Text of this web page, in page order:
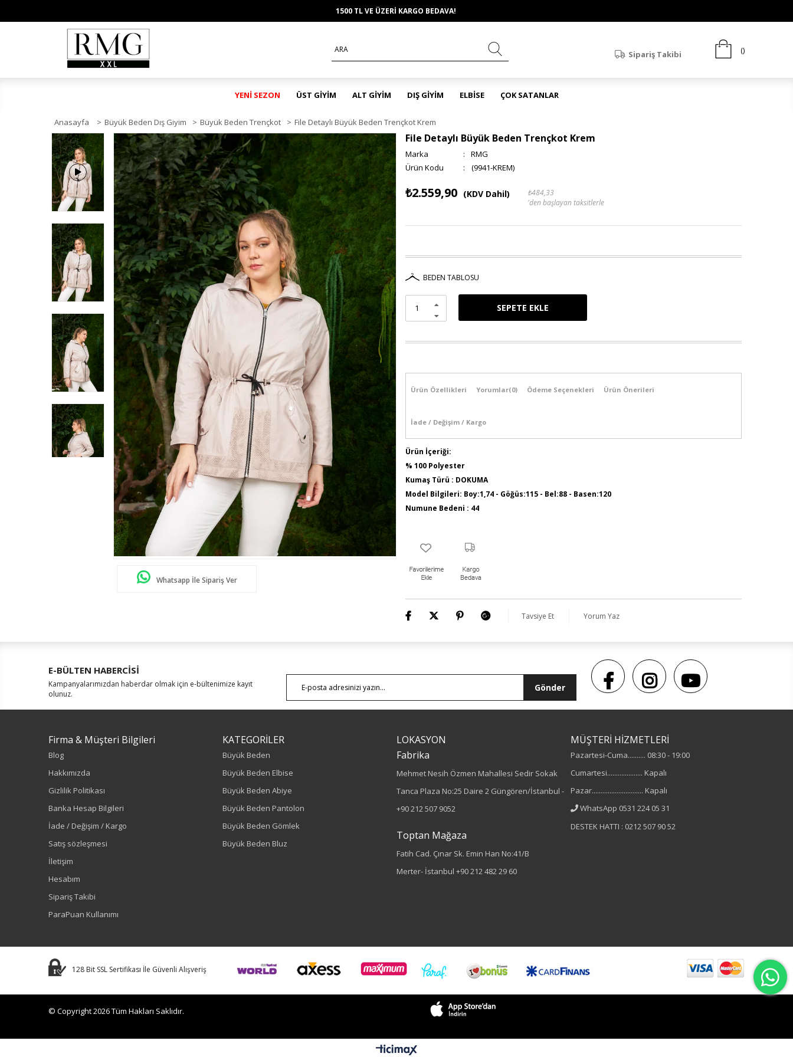
1500 TL VE ÜZERİ KARGO BEDAVA!
Sipariş Takibi
YENİ SEZON ÜST GİYİM ALT GİYİM DIŞ GİYİM ELBİSE ÇOK SATANLAR
Anasayfa > Büyük Beden Dış Giyim > Büyük Beden Trençkot > File Detaylı Büyük Beden Trençkot Krem
Whatsapp İle Sipariş Ver
File Detaylı Büyük Beden Trençkot Krem
Marka :
RMG
(9941-KREM)
₺2.559,90 (KDV Dahil)
₺484,33
'den başlayan taksitlerle
BEDEN TABLOSU
Ürün Özellikleri Yorumlar(0) Ödeme Seçenekleri Ürün Önerileri
İade / Değişim / Kargo
Ürün İçeriği:
% 100 Polyester
Kumaş Türü : DOKUMA
Model Bilgileri: Boy:1,74 - Göğüs:115 - Bel:88 - Basen:120
Numune Bedeni : 44
Sezon : YAZLIK
Krem
Tavsiye Et Yorum Yaz
E-BÜLTEN HABERCİSİ
Kampanyalarımızdan haberdar olmak için e-bültenimize kayıt
olunuz.
Gönder
Firma & Müşteri Bilgileri
Blog
Hakkımızda
Gizlilik Politikası
Banka Hesap Bilgileri
İade / Değişim / Kargo
Satış sözleşmesi
İletişim
Hesabım
Sipariş Takibi
ParaPuan Kullanımı
KATEGORİLER
Büyük Beden
Büyük Beden Elbise
Büyük Beden Abiye
Büyük Beden Pantolon
Büyük Beden Gömlek
Büyük Beden Bluz
LOKASYON
Fabrika
Mehmet Nesih Özmen Mahallesi Sedir Sokak
Tanca Plaza No:25 Daire 2 Güngören/İstanbul -
+90 212 507 9052
Toptan Mağaza
Fatih Cad. Çınar Sk. Emin Han No:41/B
Merter- İstanbul +90 212 482 29 60
MÜŞTERİ HİZMETLERİ
Pazartesi-Cuma.......... 08:30 - 19:00
Cumartesi.................... Kapalı
Pazar............................. Kapalı
WhatsApp 0531 224 05 31
DESTEK HATTI : 0212 507 90 52
128 Bit SSL Sertifikası İle Güvenli Alışveriş
© Copyright 2026 Tüm Hakları Saklıdır.